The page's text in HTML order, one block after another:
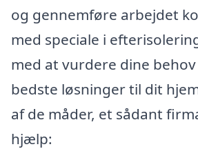
og gennemføre arbejdet
med speciale i
med at vurdere dine
bedste løsninger til dit
af de måder, et sådant
hjælp: